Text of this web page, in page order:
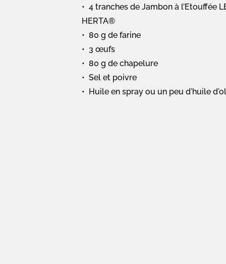
4 tranches de Jambon à l’Etouffée
HERTA®
80 g de farine
3 œufs
80 g de chapelure
Sel et poivre
Huile en spray ou un peu d'huile